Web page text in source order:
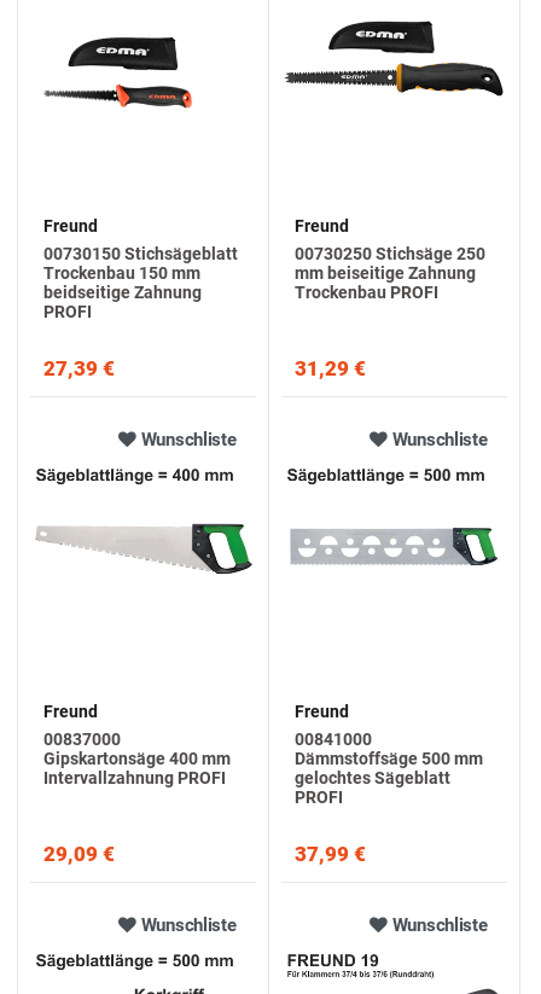
Freund
00730150 Stichsägeblatt
Trockenbau 150 mm
beidseitige Zahnung
PROFI
27,39 €
Freund
00730250 Stichsäge 250
mm beiseitige Zahnung
Trockenbau PROFI
31,29 €
Wunschliste
Freund
00837000
Gipskartonsäge 400 mm
Intervallzahnung PROFI
29,09 €
Wunschliste
Freund
00841000
Dämmstoffsäge 500 mm
gelochtes Sägeblatt
PROFI
37,99 €
Wunschliste Wunschliste